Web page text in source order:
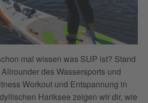
mal wissen was SUP ist? Stand
des Wassersports und
Workout und Entspannung in
Hariksee zeigen wir dir, wie